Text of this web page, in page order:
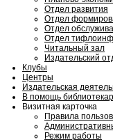
Отдел развития
Отдел
Отдел
Отдел
Читальный зал
Издательский
Клубы
Центры
Издательская
В помощь
Визитная карточка
Правила
Режим работы